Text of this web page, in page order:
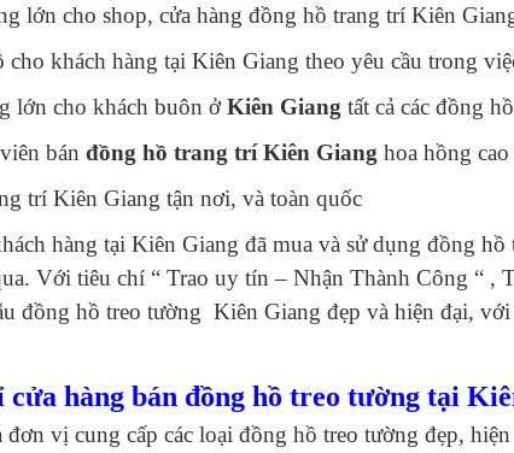
lớn cho shop, cửa hàng đồng hồ trang trí Kiên
cho khách hàng tại Kiên Giang theo yêu cầu trong
lớn cho khách buôn ởKiên Giang tất cả các đồng
bán đồng hồ trang trí Kiên Giang hoa hồng cao
trí Kiên Giang tận nơi, và toàn quốc
hàng tại Kiên Giang đã mua và sử dụng đồng
Với tiêu chí “ Trao uy tín – Nhận Thành Công “ ,
đồng hồ treo tường Kiên Giang đẹp và hiện đại,
hàng bán đồng hồ treo tường tại
vị cung cấp các loại đồng hồ treo tường đẹp,